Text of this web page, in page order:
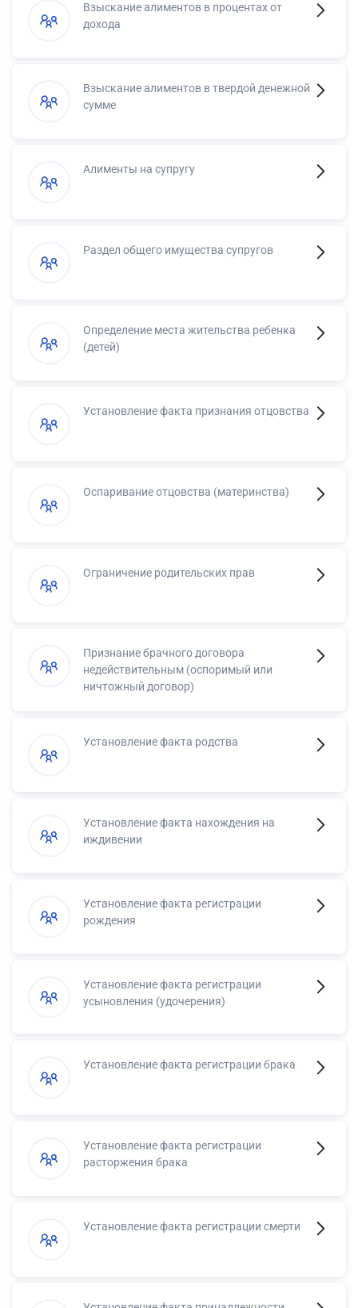
Взыскание алиментов в процентах от
дохода
Взыскание алиментов в твердой денежной
сумме
Алименты на супругу
Раздел общего имущества супругов
Определение места жительства ребенка
(детей)
Установление факта признания отцовства
Оспаривание отцовства (материнства)
Ограничение родительских прав
Признание брачного договора
недействительным (оспоримый или
ничтожный договор)
Установление факта родства
Установление факта нахождения на
иждивении
Установление факта регистрации
рождения
Установление факта регистрации
усыновления (удочерения)
Установление факта регистрации брака
Установление факта регистрации
расторжения брака
Установление факта регистрации смерти